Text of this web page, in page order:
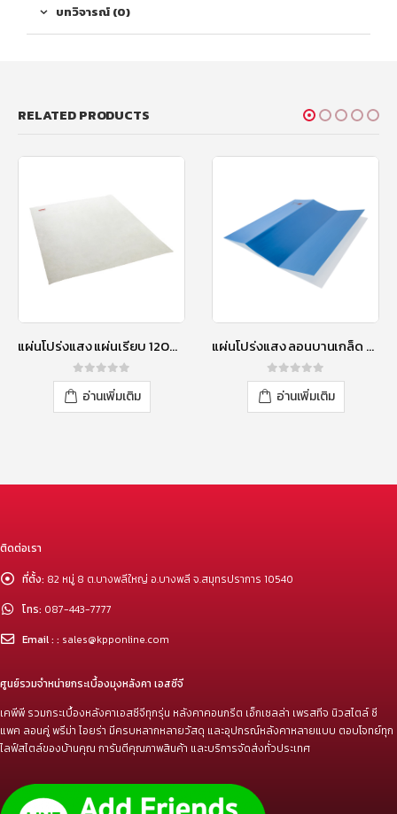
บทวิจารณ์ (0)
RELATED PRODUCTS
แผ่นโปร่งแสง แผ่นเรียบ 120X100 ซม. สีใส
0out of 5
อ่านเพิ่มเติม
แผ่นโปร่งแสง ลอนบานเกล็ด 60×120 ซม. สีน้ำเงิน
0out of 5
อ่านเพิ่มเติม
ติดต่อเรา
ที่ตั้ง: 82 หมู่ 8 ต.บางพลีใหญ่ อ.บางพลี จ.สมุทรปราการ 10540
โทร: 087-443-7777
Email : : sales@kpponline.com
ศูนย์รวมจำหน่ายกระเบื้องมุงหลังคา เอสซีจี
เคพีพี รวมกระเบื้องหลังคาเอสซีจีทุกรุ่น หลังคาคอนกรีต เอ็กเซลล่า เพรสทีจ นิวสไตล์ ซี
แพค ลอนคู่ พรีม่า ไอยร่า มีครบหลากหลายวัสดุ และอุปกรณ์หลังคาหลายแบบ ตอบโจทย์ทุก
ไลฟ์สไตล์ของบ้านคุณ การันตีคุณภาพสินค้า และบริการจัดส่งทั่วประเทศ